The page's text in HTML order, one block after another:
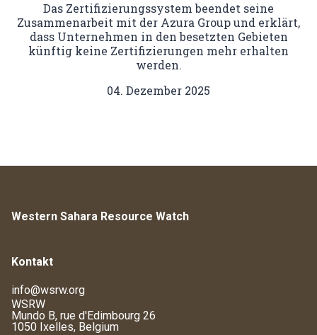
Das Zertifizierungssystem beendet seine
Zusammenarbeit mit der Azura Group und erklärt,
dass Unternehmen in den besetzten Gebieten
künftig keine Zertifizierungen mehr erhalten
werden.
04. Dezember 2025
Western Sahara Resource Watch
Kontakt
info@wsrw.org
WSRW
Mundo B, rue d'Edimbourg 26
1050 Ixelles, Belgium